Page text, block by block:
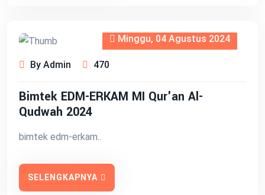
Minggu, 04 Agustus 2024
By Admin 470
Bimtek EDM-ERKAM MI Qur'an Al-
Qudwah 2024
bimtek edm-erkam..
SELENGKAPNYA